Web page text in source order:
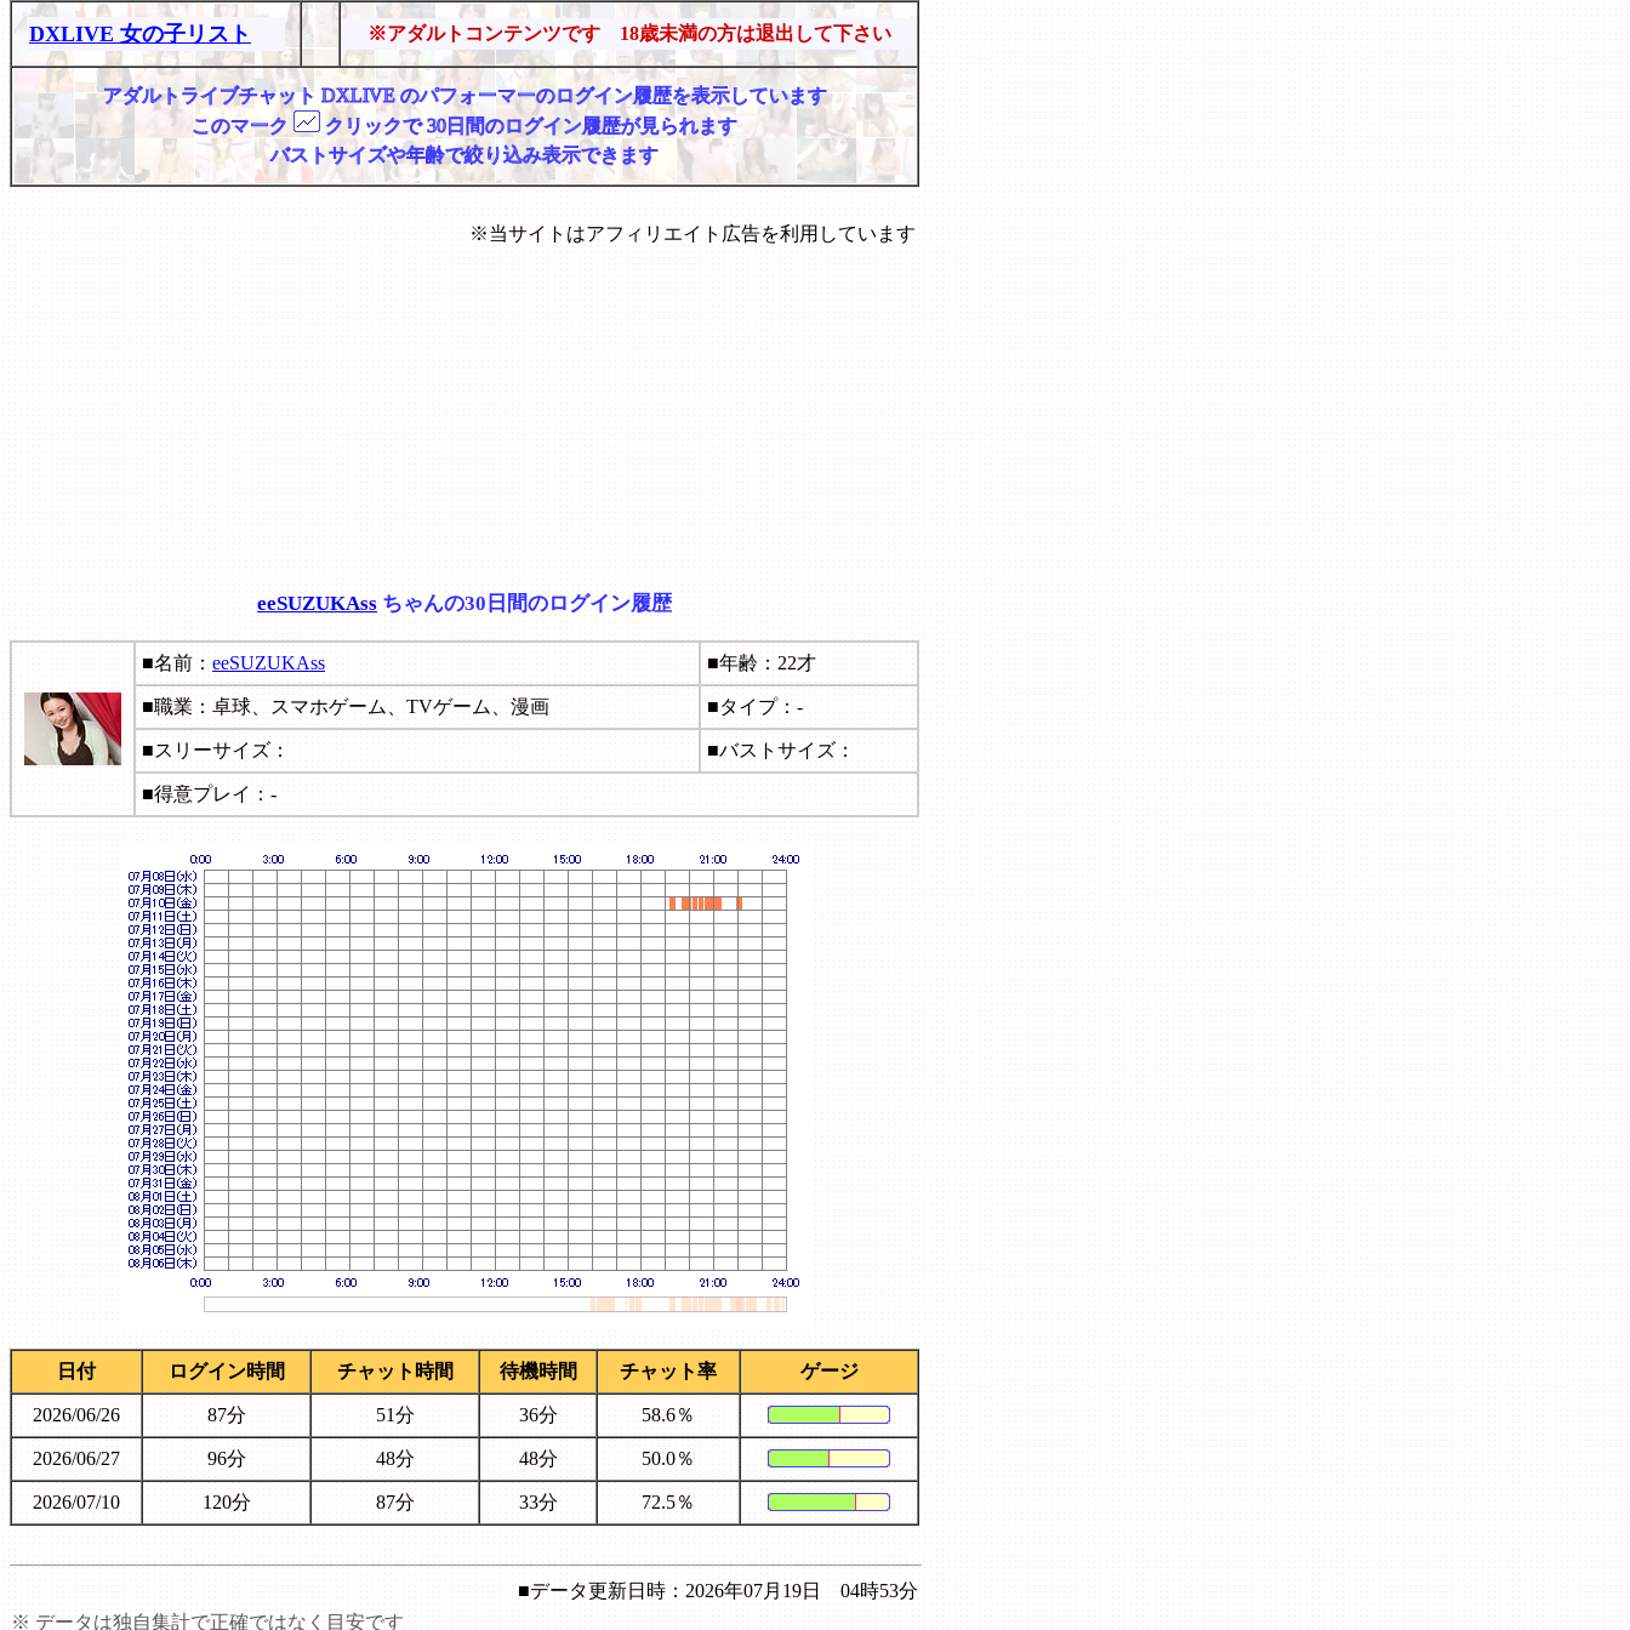
DXLIVE 女の子リスト ※アダルトコンテンツです 18歳未満の方は退出して下さい
アダルトライブチャット DXLIVE のパフォーマーのログイン履歴を表示しています
このマーク
クリックで 30日間のログイン履歴が見られます
バストサイズや年齢で絞り込み表示できます
※当サイトはアフィリエイト広告を利用しています
eeSUZUKAssちゃんの30日間のログイン履歴
■名前：eeSUZUKAss ■年齢：22才
■職業：卓球、スマホゲーム、TVゲーム、漫画 ■タイプ：-
■スリーサイズ： ■バストサイズ：
■得意プレイ：-
日付 ログイン時間 チャット時間 待機時間 チャット率 ゲージ
2026/06/26 87分 51分 36分 58.6％
2026/06/27 96分 48分 48分 50.0％
2026/07/10 120分 87分 33分 72.5％
■データ更新日時：2026年07月19日 04時53分
※ データは独自集計で正確ではなく目安です